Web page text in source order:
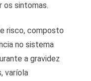
os sintomas.
risco, composto
no sistema
a gravidez
varíola